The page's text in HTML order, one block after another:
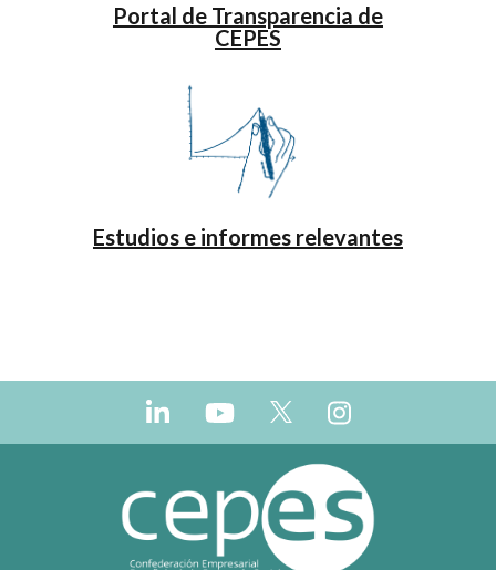
Portal de Transparencia de
CEPES
Estudios e informes relevantes